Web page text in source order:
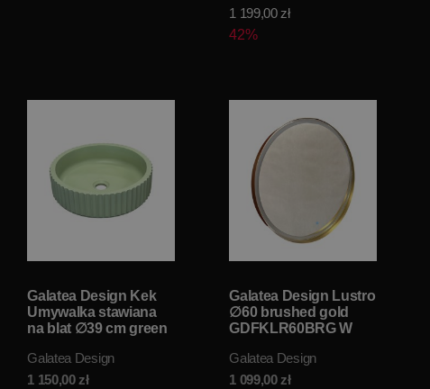
1 199,00 zł
42%
Galatea Design Kek
Umywalka stawiana
na blat ∅39 cm green
GDMC030MG W
MAGAZYNIE!!
Galatea Design
1 150,00zł
Galatea Design Lustro
∅60 brushed gold
GDFKLR60BRG W
Galatea Design
1 099,00zł